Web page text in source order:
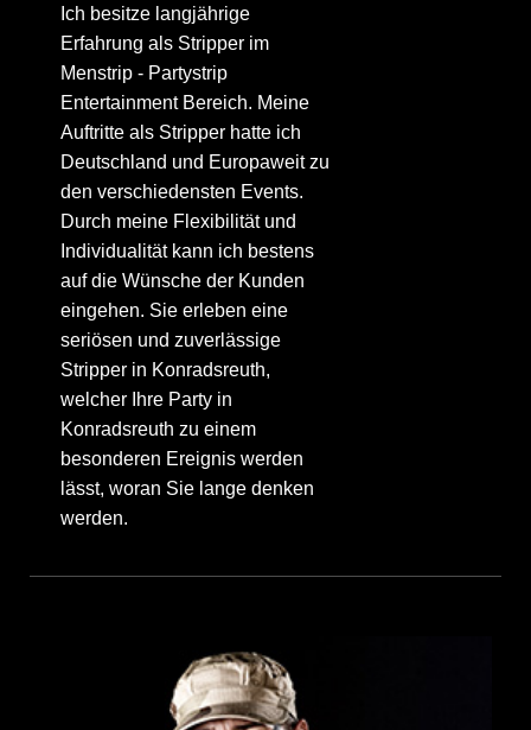
Ich besitze langjährige
Erfahrung als Stripper im
Menstrip - Partystrip
Entertainment Bereich. Meine
Auftritte als Stripper hatte ich
Deutschland und Europaweit zu
den verschiedensten Events.
Durch meine Flexibilität und
Individualität kann ich bestens
auf die Wünsche der Kunden
eingehen. Sie erleben eine
seriösen und zuverlässige
Stripper in Konradsreuth,
welcher Ihre Party in
Konradsreuth zu einem
besonderen Ereignis werden
lässt, woran Sie lange denken
werden.